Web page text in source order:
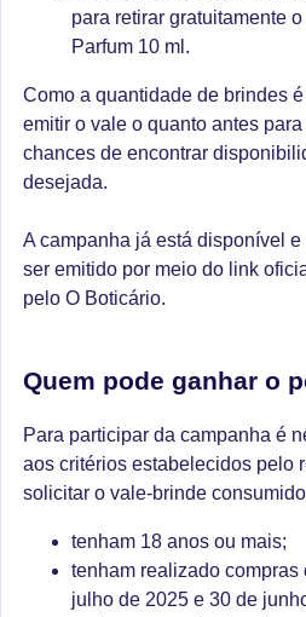
para retirar gratuitamente
Parfum 10 ml.
Como a quantidade de brindes
emitir o vale o quanto antes
chances de encontrar
desejada.
A campanha já está disponível
ser emitido por meio do link
pelo O Boticário.
Quem pode ganhar o
Para participar da campanha é
aos critérios estabelecidos pelo
solicitar o vale-brinde
tenham 18 anos ou mais;
tenham realizado compras
julho de 2025 e 30 de